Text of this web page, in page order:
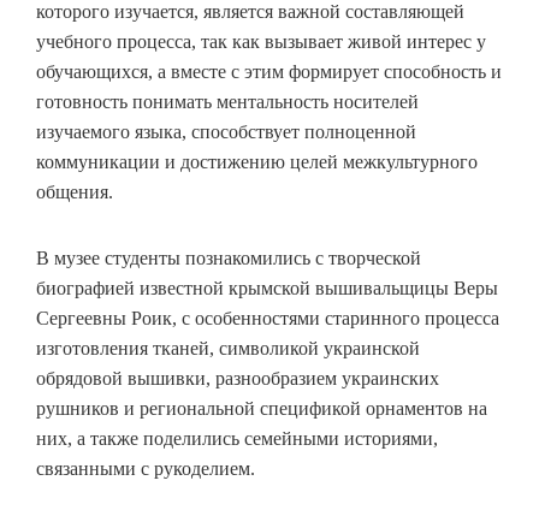
которого изучается, является важной составляющей
учебного процесса, так как вызывает живой интерес у
обучающихся, а вместе с этим формирует способность и
готовность понимать ментальность носителей
изучаемого языка, способствует полноценной
коммуникации и достижению целей межкультурного
общения.
В музее студенты познакомились с творческой
биографией известной крымской вышивальщицы Веры
Сергеевны Роик, с особенностями старинного процесса
изготовления тканей, символикой украинской
обрядовой вышивки, разнообразием украинских
рушников и региональной спецификой орнаментов на
них, а также поделились семейными историями,
связанными с рукоделием.